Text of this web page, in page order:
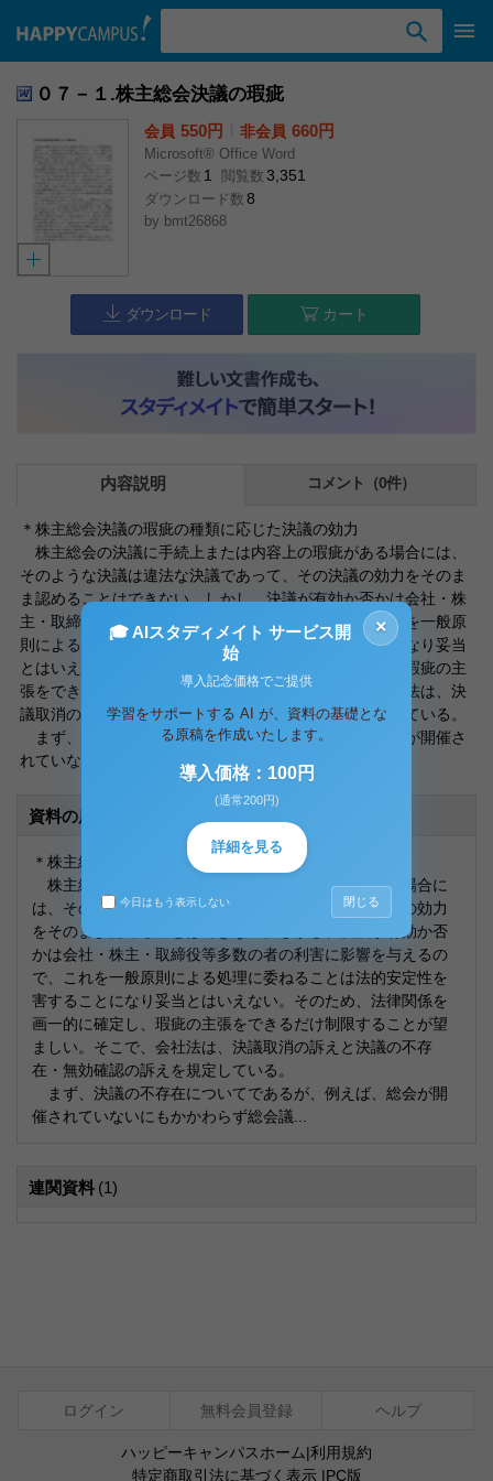
０７－１.株主総会決議の瑕疵
会員 550円 非会員 660円
Microsoft® Office Word
ページ数 1 閲覧数 3,351
ダウンロード数 8
by bmt26868
ダウンロード カート
内容説明 コメント（0件）
＊株主総会決議の瑕疵の種類に応じた決議の効力
株主総会の決議に手続上または内容上の瑕疵がある場合には、
そのような決議は違法な決議であって、その決議の効力をそのま
ま認めることはできない。しかし、決議が有効か否かは会社・株
主・取締役等多数の者の利害に影響を与えるので、これを一般原
則による処理に委ねることは法的安定性を害することになり妥当
とはいえない。そのため、法律関係を画一的に確定し、瑕疵の主
張をできるだけ制限することが望ましい。そこで、会社法は、決
議取消の訴えと決議の不存在・無効確認の訴えを規定している。
まず、決議の不存在についてであるが、例えば、総会が開催さ
れていないにもかかわらず総会議
資料の原本内容
＊株主総会決議の瑕疵の種類に応じた決議の効力
株主総会の決議に手続上または内容上の瑕疵がある場合に
は、そのような決議は違法な決議であって、その決議の効力
をそのまま認めることはできない。しかし、決議が有効か否
かは会社・株主・取締役等多数の者の利害に影響を与えるの
で、これを一般原則による処理に委ねることは法的安定性を
害することになり妥当とはいえない。そのため、法律関係を
画一的に確定し、瑕疵の主張をできるだけ制限することが望
ましい。そこで、会社法は、決議取消の訴えと決議の不存
在・無効確認の訴えを規定している。
まず、決議の不存在についてであるが、例えば、総会が開
催されていないにもかかわらず総会議...
連関資料 (1)
ログイン 無料会員登録 ヘルプ
ハッピーキャンパスホーム|利用規約
特定商取引法に基づく表示|PC版
×
🎓 AIスタディメイト サービス開
始
導入記念価格でご提供
学習をサポートする AI が、資料の基礎とな
る原稿を作成いたします。
導入価格：100円
(通常200円)
詳細を見る
今日はもう表示しない 閉じる